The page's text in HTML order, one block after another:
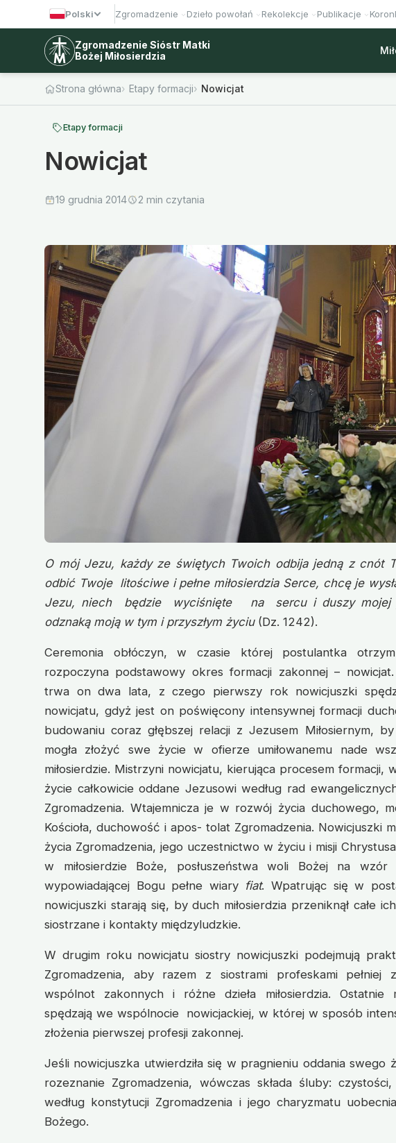
Polski Zgromadzenie Dzieło powołań Rekolekcje Publikacje
Zgromadzenie Sióstr Matki
Bożej Miłosierdzia
Strona główna Etapy formacji Nowicjat
Etapy formacji
Nowicjat
19 grudnia 2014 2 min czytania
O mój Jezu, każdy ze świętych Twoich odbija jedną z cnót
odbić Twoje litościwe i pełne miłosierdzia Serce, chcę je
Jezu, niech będzie wyciśnięte na sercu i duszy mojej
odznaką moją w tym i przyszłym życiu (Dz. 1242).
Ceremonia obłóczyn, w czasie której postulantka
rozpoczyna podstawowy okres formacji zakonnej –
trwa on dwa lata, z czego pierwszy rok nowicjuszki
nowicjatu, gdyż jest on poświęcony intensywnej formacji
budowaniu coraz głębszej relacji z Jezusem Miłosiernym,
mogła złożyć swe życie w ofierze umiłowanemu nade
miłosierdzie. Mistrzyni nowicjatu, kierująca procesem formacji,
życie całkowicie oddane Jezusowi według rad
Zgromadzenia. Wtajemnicza je w rozwój życia duchowego,
Kościoła, duchowość i apos- tolat Zgromadzenia. Nowicjuszki
życia Zgromadzenia, jego uczestnictwo w życiu i misji
w miłosierdzie Boże, posłuszeństwa woli Bożej na wzór
wypowiadającej Bogu pełne wiary fiat. Wpatrując się w
nowicjuszki starają się, by duch miłosierdzia przeniknął całe
siostrzane i kontakty międzyludzkie.
W drugim roku nowicjatu siostry nowicjuszki podejmują
Zgromadzenia, aby razem z siostrami profeskami pełniej
wspólnot zakonnych i różne dzieła miłosierdzia. Ostatnie
spędzają we wspólnocie nowicjackiej, w której w sposób
złożenia pierwszej profesji zakonnej.
Jeśli nowicjuszka utwierdziła się w pragnieniu oddania swego
rozeznanie Zgromadzenia, wówczas składa śluby:
według konstytucji Zgromadzenia i jego charyzmatu
Bożego.